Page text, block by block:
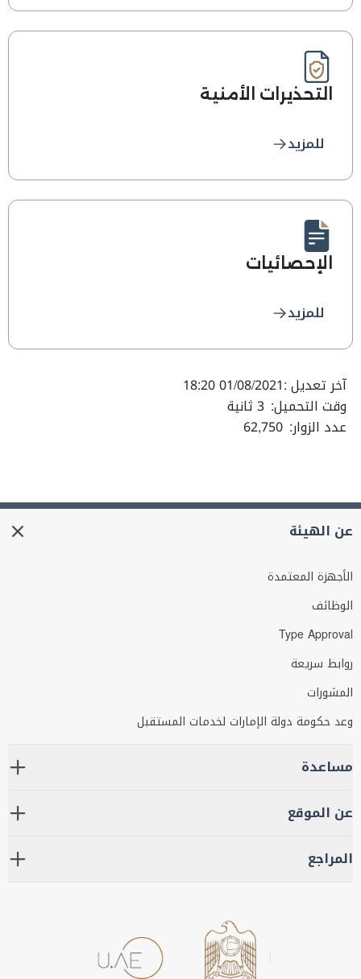
التحذيرات الأمنية
للمزيد
الإحصائيات
للمزيد
آخر تعديل :01/08/2021 18:20
وقت التحميل: 3 ثانية
عدد الزوار: 62,750
عن الهيئة
الأجهزة المعتمدة
الوظائف
Type Approval
روابط سريعة
المشورات
وعد حكومة دولة الإمارات لخدمات المستقبل
مساعدة
عن الموقع
المراجع